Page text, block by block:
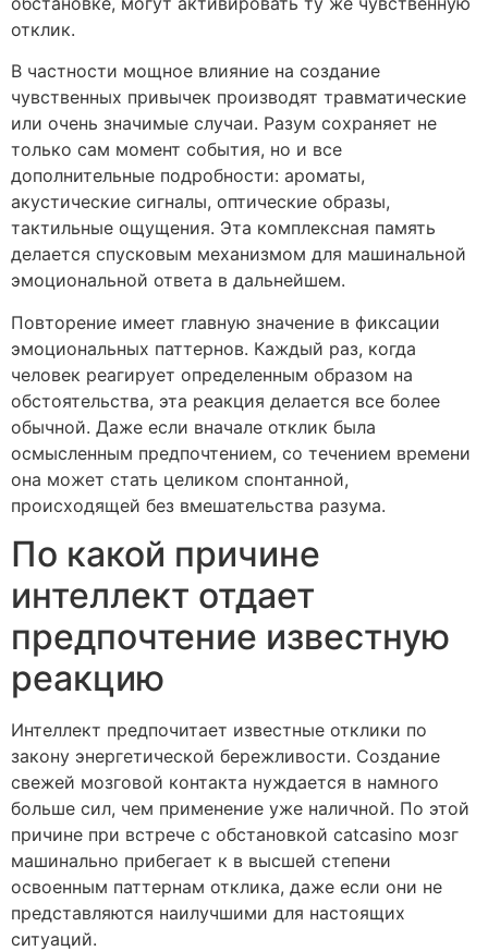
отклик.
В частности мощное влияние на создание
чувственных привычек производят травматические
или очень значимые случаи. Разум сохраняет не
только сам момент события, но и все
дополнительные подробности: ароматы,
акустические сигналы, оптические образы,
тактильные ощущения. Эта комплексная память
делается спусковым механизмом для машинальной
эмоциональной ответа в дальнейшем.
Повторение имеет главную значение в фиксации
эмоциональных паттернов. Каждый раз, когда
человек реагирует определенным образом на
обстоятельства, эта реакция делается все более
обычной. Даже если вначале отклик была
осмысленным предпочтением, со течением времени
она может стать целиком спонтанной,
происходящей без вмешательства разума.
По какой причине
интеллект отдает
предпочтение известную
реакцию
Интеллект предпочитает известные отклики по
закону энергетической бережливости. Создание
свежей мозговой контакта нуждается в намного
больше сил, чем применение уже наличной. По этой
причине при встрече с обстановкой catcasino мозг
машинально прибегает к в высшей степени
освоенным паттернам отклика, даже если они не
представляются наилучшими для настоящих
ситуаций.